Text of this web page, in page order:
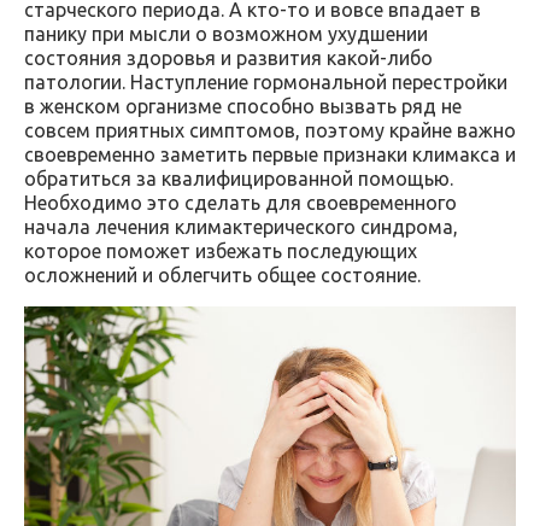
старческого периода. А кто-то и вовсе впадает в
панику при мысли о возможном ухудшении
состояния здоровья и развития какой-либо
патологии. Наступление гормональной перестройки
в женском организме способно вызвать ряд не
совсем приятных симптомов, поэтому крайне важно
своевременно заметить первые признаки климакса и
обратиться за квалифицированной помощью.
Необходимо это сделать для своевременного
начала лечения климактерического синдрома,
которое поможет избежать последующих
осложнений и облегчить общее состояние.